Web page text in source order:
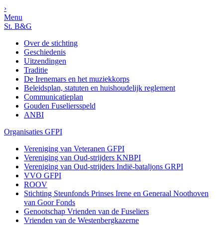
›
Menu
St. B&G
Over de stichting
Geschiedenis
Uitzendingen
Traditie
De Irenemars en het muziekkorps
Beleidsplan, statuten en huishoudelijk reglement
Communicatieplan
Gouden Fuseliersspeld
ANBI
Organisaties GFPI
Vereniging van Veteranen GFPI
Vereniging van Oud-strijders KNBPI
Vereniging van Oud-strijders Indië-bataljons GRPI
VVO GFPI
ROOV
Stichting Steunfonds Prinses Irene en Generaal Noothoven
van Goor Fonds
Genootschap Vrienden van de Fuseliers
Vrienden van de Westenbergkazerne